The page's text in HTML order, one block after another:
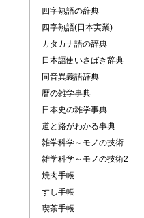
四字熟語の辞典
四字熟語(日本実業)
カタカナ語の辞典
日本語使いさばき辞典
同音異義語辞典
暦の雑学事典
日本史の雑学事典
道と路がわかる事典
雑学科学～モノの技術
雑学科学～モノの技術2
焼肉手帳
すし手帳
喫茶手帳